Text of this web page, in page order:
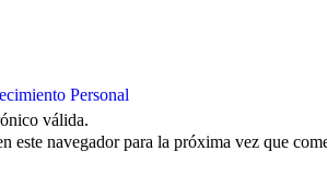
Personal
válida.
este navegador para la próxima vez que